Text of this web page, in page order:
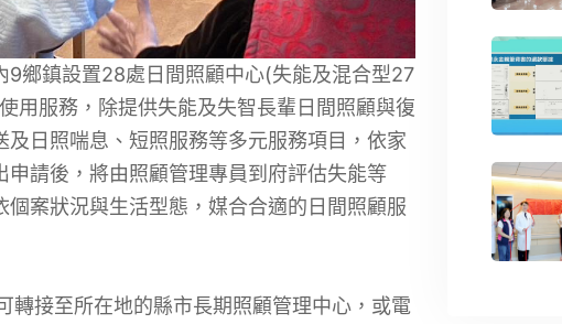
鄉鎮設置28處日間照顧中心(失能及混合型27
用服務，除提供失能及失智長輩日間照顧與復
日照喘息、短照服務等多元服務項目，依家
請後，將由照顧管理專員到府評估失能等
案狀況與生活型態，媒合合適的日間照顧服
轉接至所在地的縣市長期照顧管理中心，或電